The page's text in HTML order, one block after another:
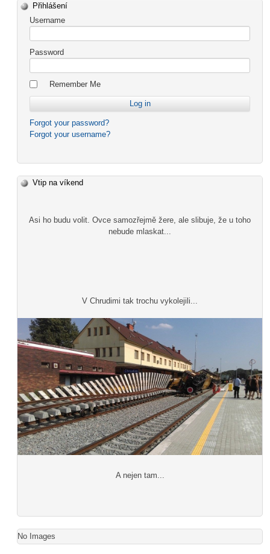
Přihlášení
Username
Password
Remember Me
Forgot your password?
Forgot your username?
Vtip na víkend
Asi ho budu volit. Ovce samozřejmě žere, ale slibuje, že u toho
nebude mlaskat...
V Chrudimi tak trochu vykolejili...
A nejen tam...
No Images